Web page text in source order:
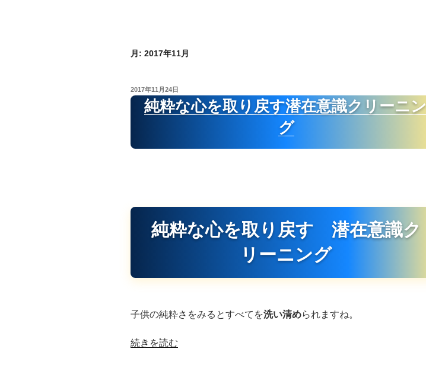
月: 2017年11月
投
稿
2017年11月24日
純粋な心を取り戻す潜在意識クリーニン
グ
純粋な心を取り戻す 潜在意識ク
リーニング
子供の純粋さをみるとすべてを洗い清められますね。
“純
続きを読む